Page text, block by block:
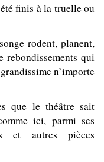
finis à la truelle ou
rodent, planent,
rebondissements qui
n’importe
que le théâtre sait
ici, parmi ses
et autres pièces